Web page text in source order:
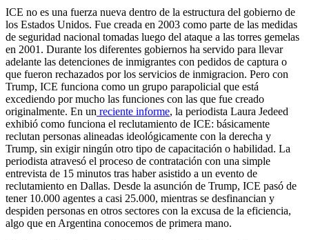
ICE no es una fuerza nueva dentro de la estructura del gobierno de
los Estados Unidos. Fue creada en 2003 como parte de las medidas
de seguridad nacional tomadas luego del ataque a las torres gemelas
en 2001. Durante los diferentes gobiernos ha servido para llevar
adelante las detenciones de inmigrantes con pedidos de captura o
que fueron rechazados por los servicios de inmigracion. Pero con
Trump, ICE funciona como un grupo parapolicial que está
excediendo por mucho las funciones con las que fue creado
originalmente. En un reciente informe, la periodista Laura Jedeed
exhibió como funciona el reclutamiento de ICE: básicamente
reclutan personas alineadas ideológicamente con la derecha y
Trump, sin exigir ningún otro tipo de capacitación o habilidad. La
periodista atravesó el proceso de contratación con una simple
entrevista de 15 minutos tras haber asistido a un evento de
reclutamiento en Dallas. Desde la asunción de Trump, ICE pasó de
tener 10.000 agentes a casi 25.000, mientras se desfinancian y
despiden personas en otros sectores con la excusa de la eficiencia,
algo que en Argentina conocemos de primera mano.